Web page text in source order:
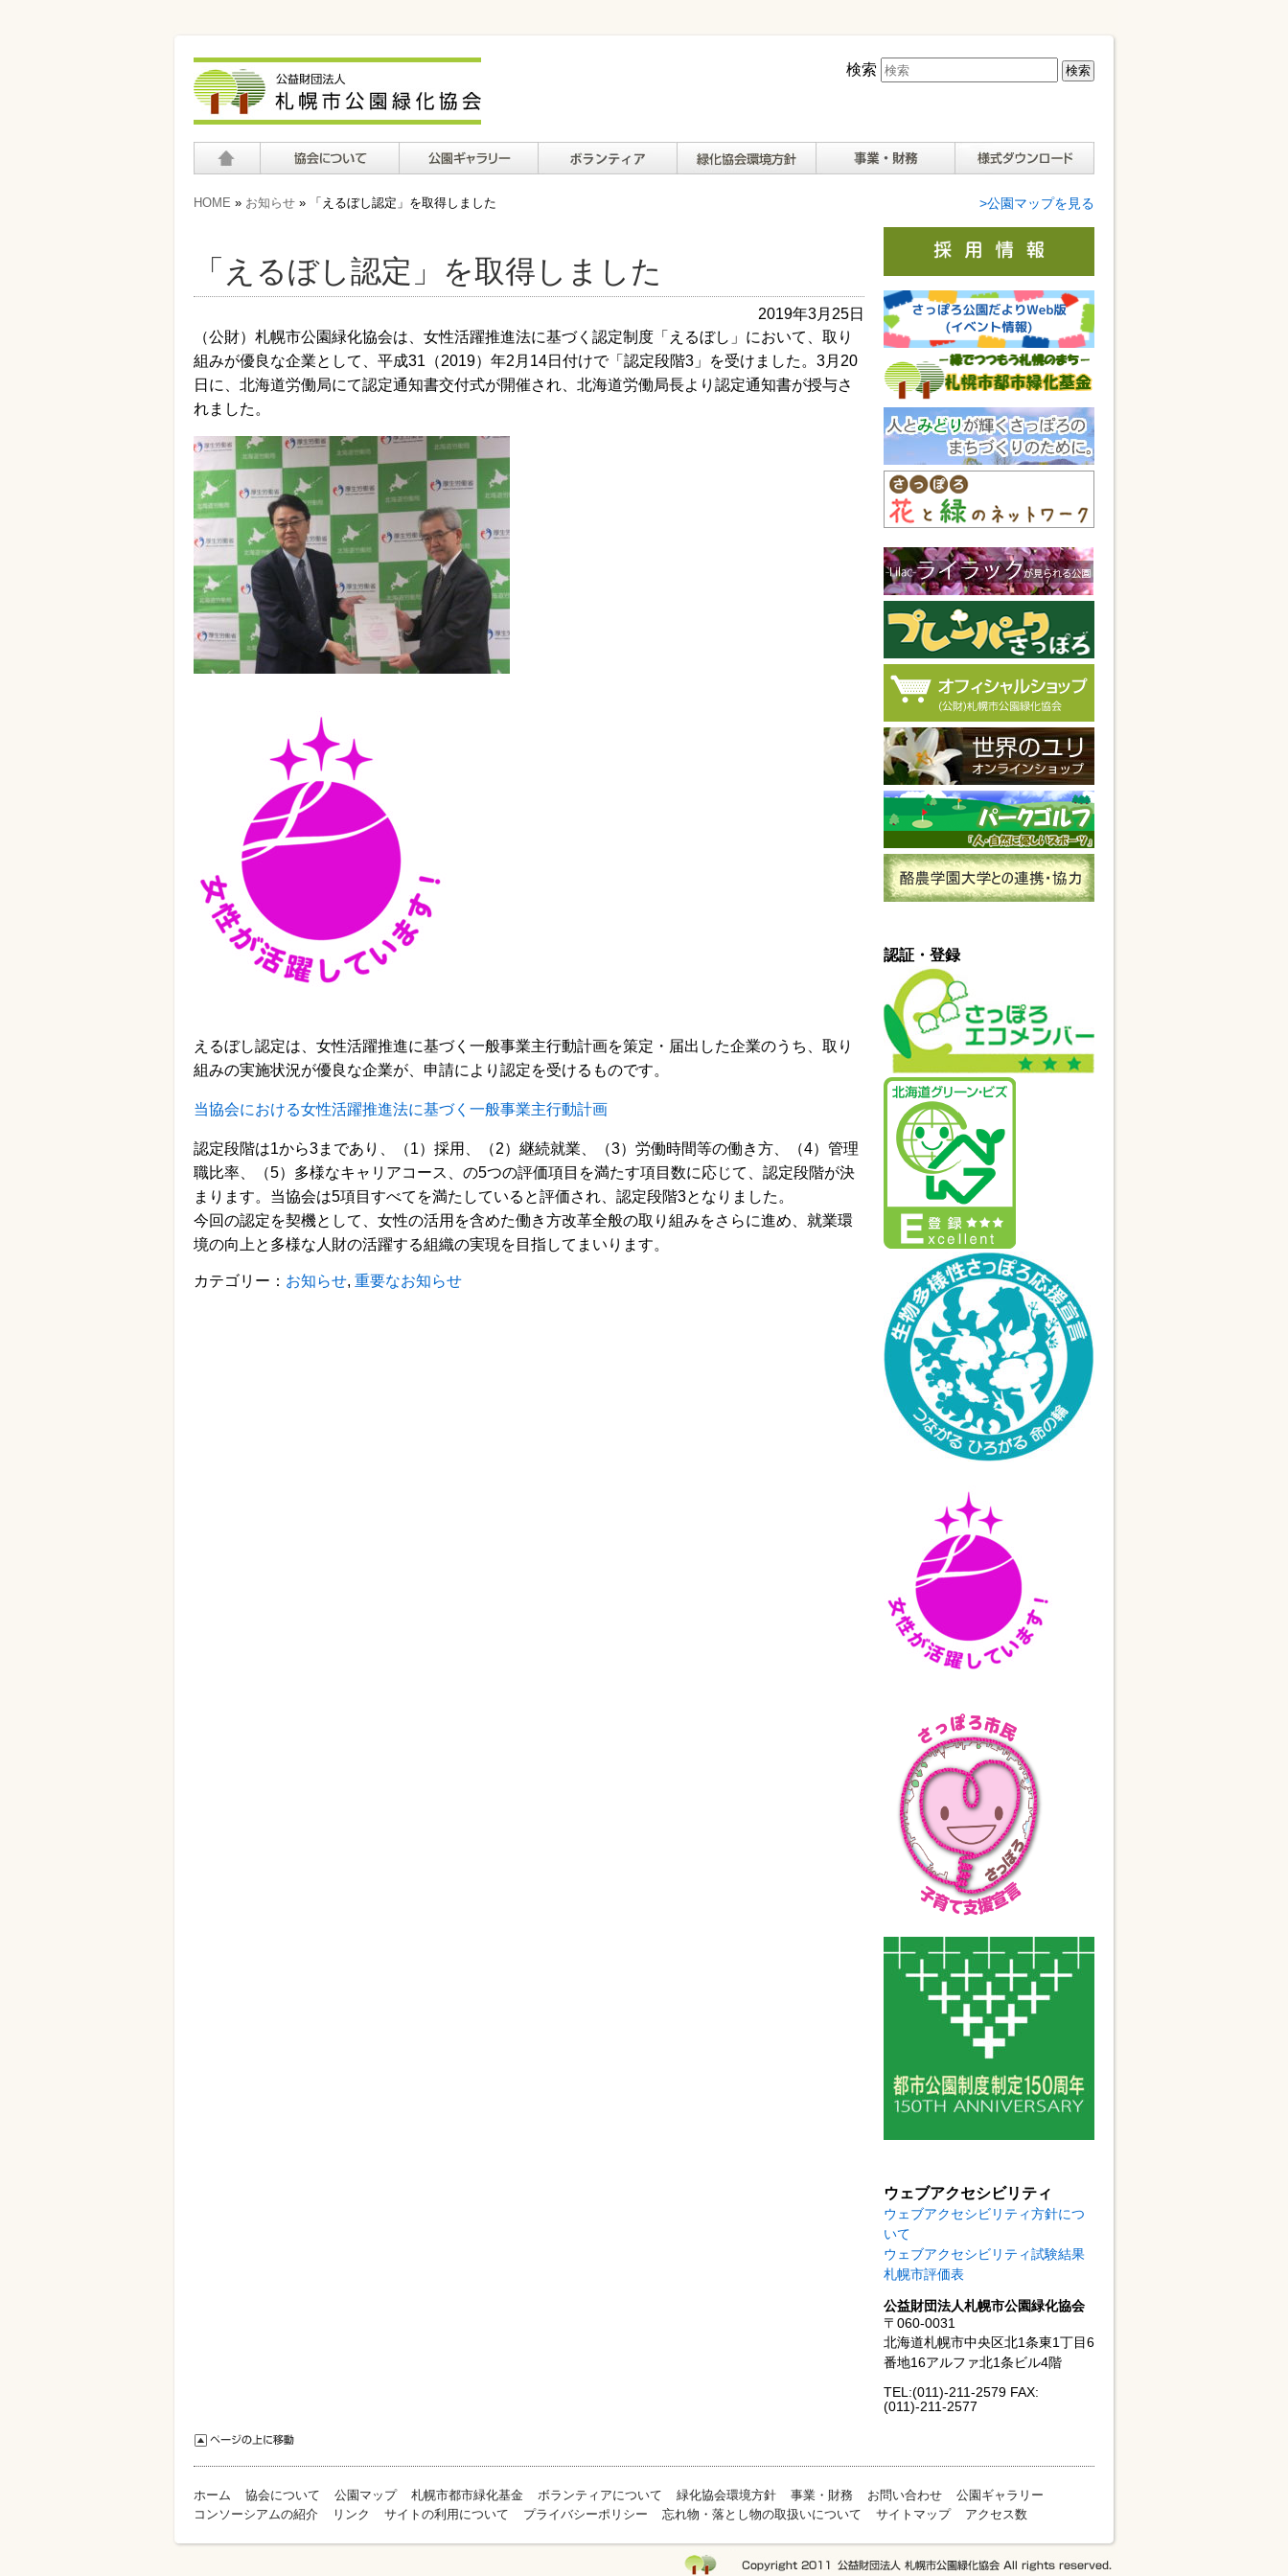
検索
HOME » お知らせ » 「えるぼし認定」を取得しました
「えるぼし認定」を取得しました
2019年3月25日
（公財）札幌市公園緑化協会は、女性活躍推進法に基づく認定制度「えるぼし」において、取り
組みが優良な企業として、平成31（2019）年2月14日付けで「認定段階3」を受けました。3月20
日に、北海道労働局にて認定通知書交付式が開催され、北海道労働局長より認定通知書が授与さ
れました。
えるぼし認定は、女性活躍推進に基づく一般事業主行動計画を策定・届出した企業のうち、取り
組みの実施状況が優良な企業が、申請により認定を受けるものです。
当協会における女性活躍推進法に基づく一般事業主行動計画
認定段階は1から3まであり、（1）採用、（2）継続就業、（3）労働時間等の働き方、（4）管理
職比率、（5）多様なキャリアコース、の5つの評価項目を満たす項目数に応じて、認定段階が決
まります。当協会は5項目すべてを満たしていると評価され、認定段階3となりました。
今回の認定を契機として、女性の活用を含めた働き方改革全般の取り組みをさらに進め、就業環
境の向上と多様な人財の活躍する組織の実現を目指してまいります。
カテゴリー： お知らせ, 重要なお知らせ
>公園マップを見る
認証・登録
ウェブアクセシビリティ
ウェブアクセシビリティ方針につ
いて
ウェブアクセシビリティ試験結果
札幌市評価表
公益財団法人札幌市公園緑化協会
〒060-0031
北海道札幌市中央区北1条東1丁目6
番地16アルファ北1条ビル4階
TEL:(011)-211-2579 FAX:
(011)-211-2577
ホーム 協会について 公園マップ 札幌市都市緑化基金 ボランティアについて 緑化協会環境方針 事業・財務 お問い合わせ
公園ギャラリー
コンソーシアムの紹介
リンク サイトの利用について プライバシーポリシー 忘れ物・落とし物の取扱いについて サイトマップ アクセス数